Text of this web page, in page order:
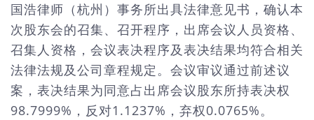
国浩律师（杭州）事务所出具法律意见书，确认本
次股东会的召集、召开程序，出席会议人员资格、
召集人资格，会议表决程序及表决结果均符合相关
法律法规及公司章程规定。会议审议通过前述议
案，表决结果为同意占出席会议股东所持表决权
98.7999%，反对1.1237%，弃权0.0765%。